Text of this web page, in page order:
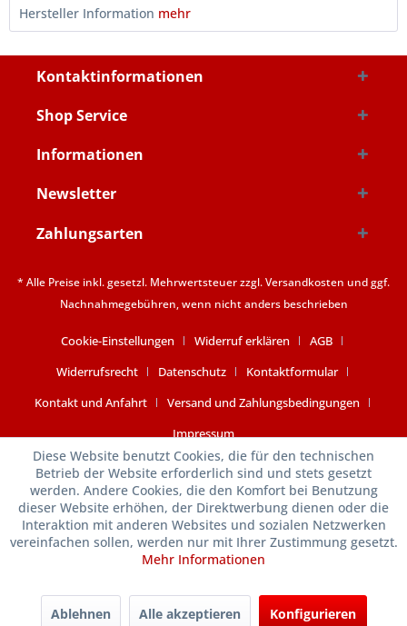
Hersteller Information mehr
Kontaktinformationen
Shop Service
Informationen
Newsletter
Zahlungsarten
* Alle Preise inkl. gesetzl. Mehrwertsteuer zzgl.Versandkosten und ggf.
Nachnahmegebühren, wenn nicht anders beschrieben
Cookie-Einstellungen Widerruf erklären
AGB
Widerrufsrecht
Datenschutz
Kontaktformular
Kontakt und Anfahrt
Versand und Zahlungsbedingungen
Impressum
Diese Website benutzt Cookies, die für den technischen
Betrieb der Website erforderlich sind und stets gesetzt
werden. Andere Cookies, die den Komfort bei Benutzung
dieser Website erhöhen, der Direktwerbung dienen oder die
Interaktion mit anderen Websites und sozialen Netzwerken
vereinfachen sollen, werden nur mit Ihrer Zustimmung gesetzt.
Mehr Informationen
Ablehnen Alle akzeptieren Konfigurieren